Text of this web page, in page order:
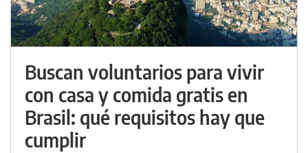
Buscan voluntarios para vivir
con casa y comida gratis en
Brasil: qué requisitos hay que
cumplir